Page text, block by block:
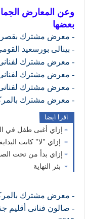
وعن المعارض
بعضها
- معرض مشترك بقصر ثقافة أسوان
- بينالى بورسعيد القومى
- معرض مشترك لفنانى
- معرض مشترك لفنانى
- معرض مشترك لفنانى
- معرض مشترك بالمركز
اقرا ايضا
إزاي أغبى طفل في
إزاي "لا" كانت البداية
إزاي بدأ من تحت
بئر النهاية
- معرض مشترك
- صالون فنانى أقليم